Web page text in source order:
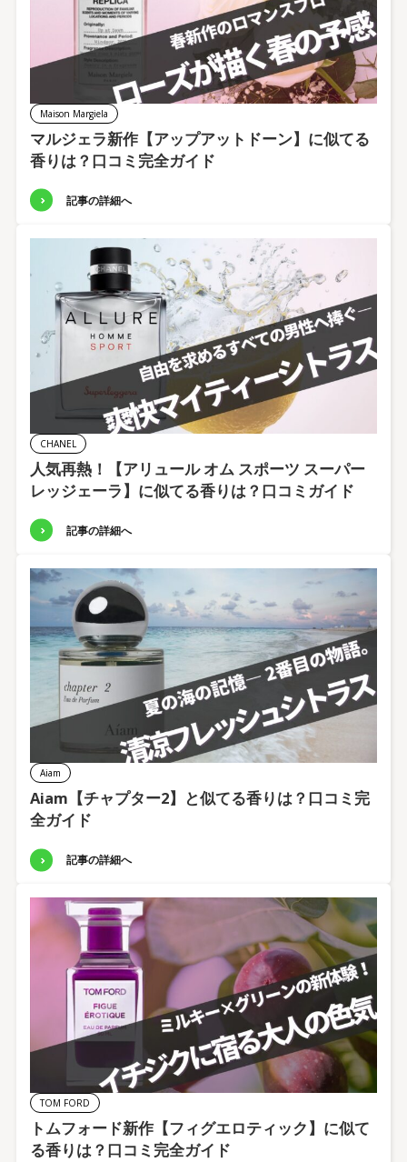
Maison Margiela
マルジェラ新作【アップアットドーン】に似てる
香りは？口コミ完全ガイド
記事の詳細へ
CHANEL
人気再熱！【アリュール オム スポーツ スーパー
レッジェーラ】に似てる香りは？口コミガイド
記事の詳細へ
Aiam
Aiam【チャプター2】と似てる香りは？口コミ完
全ガイド
記事の詳細へ
TOM FORD
トムフォード新作【フィグエロティック】に似て
る香りは？口コミ完全ガイド